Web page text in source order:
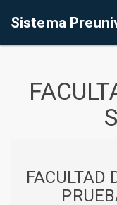
Sistema
FACULTAD